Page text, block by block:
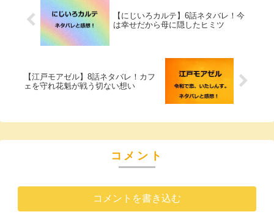
【にじいろカルテ】6話ネタバレ！今
は幸せだから母に隠したヒミツ
【江戸モアゼル】8話ネタバレ！カフ
ェを守れ花魁が戦う切ない想い
コメント
コメントを書き込む